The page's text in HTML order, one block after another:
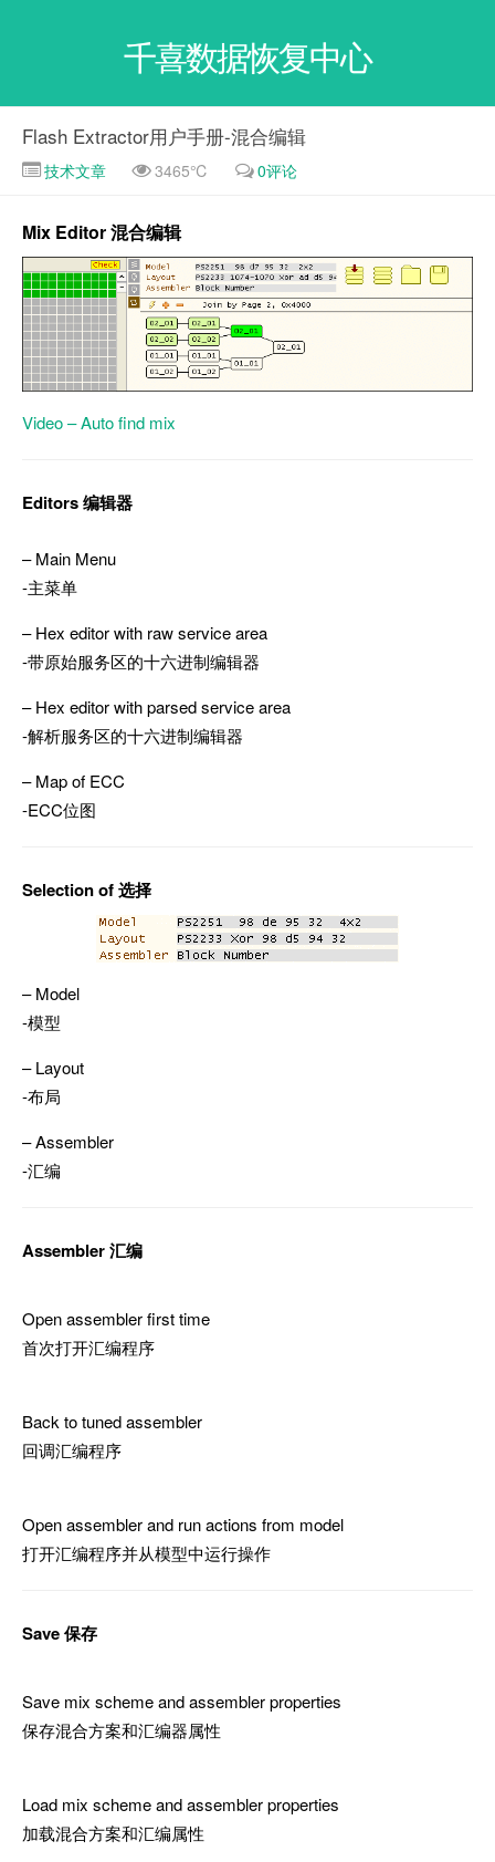
千喜数据恢复中心
Flash Extractor用户手册-混合编辑
技术文章 3465℃ 0评论
Mix Editor 混合编辑
Video – Auto find mix
Editors 编辑器
– Main Menu
-主菜单
– Hex editor with raw service area
-带原始服务区的十六进制编辑器
– Hex editor with parsed service area
-解析服务区的十六进制编辑器
– Map of ECC
-ECC位图
Selection of 选择
– Model
-模型
– Layout
-布局
– Assembler
-汇编
Assembler 汇编
Open assembler first time
首次打开汇编程序
Back to tuned assembler
回调汇编程序
Open assembler and run actions from model
打开汇编程序并从模型中运行操作
Save 保存
Save mix scheme and assembler properties
保存混合方案和汇编器属性
Load mix scheme and assembler properties
加载混合方案和汇编属性